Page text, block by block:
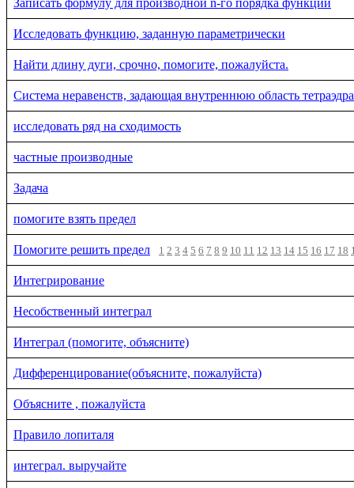
Исследовать функцию, заданную параметрически
Найти длину дуги, срочно, помогите, пожалуйста.
Система неравенств, задающая внутреннюю область
исследовать ряд на сходимость
частные производные
Задача
помогите взять предел
Помогите решить предел 1 2 3 4 5 6 7 8 9 10 11 12 13 14 15 16 17 18
Интегрирование
Несобственный интеграл
Интеграл (помогите, объясните)
Дифференцирование(объясните, пожалуйста)
Объясните , пожалуйста
Правило лопиталя
интеграл. выручайте